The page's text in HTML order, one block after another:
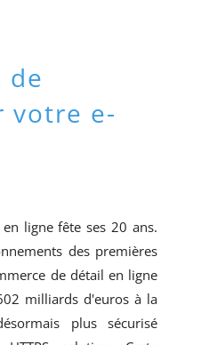
de
votre e-
ligne fête ses 20 ans.
des premières
de détail en ligne
milliards d'euros à la
plus sécurisé